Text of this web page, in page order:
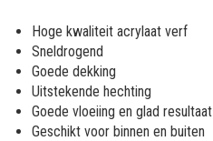
afbeeldingen-
gallerij
Hoge kwaliteit acrylaat verf
Sneldrogend
Goede dekking
Uitstekende hechting
Goede vloeiing en glad resultaat
Geschikt voor binnen en buiten